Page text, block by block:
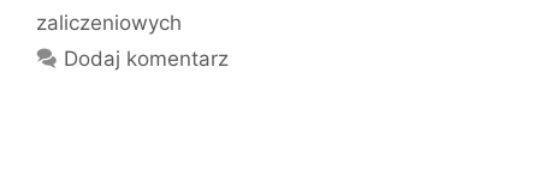
zaliczeniowych
Dodaj komentarz